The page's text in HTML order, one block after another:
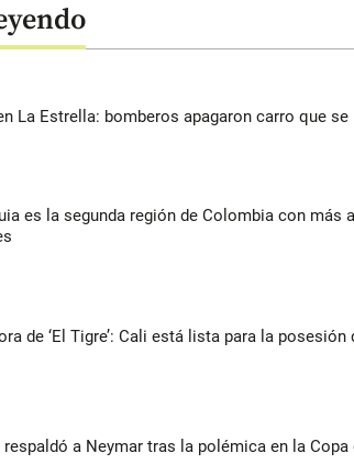
La Estrella: bomberos apagaron carro que
es la segunda región de Colombia con más
de ‘El Tigre’: Cali está lista para la
a Neymar tras la polémica en la Copa